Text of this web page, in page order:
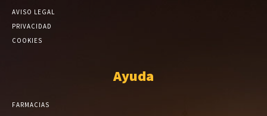
AVISO LEGAL
PRIVACIDAD
COOKIES
Ayuda
FARMACIAS